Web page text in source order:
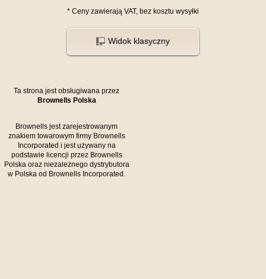
* Ceny zawierają VAT, bez kosztu wysyłki
Widok klasyczny
Ta strona jest obsługiwana przez
Brownells Polska
Brownells jest zarejestrowanym
znakiem towarowym firmy Brownells
Incorporated i jest używany na
podstawie licencji przez Brownells
Polska oraz niezależnego dystrybutora
w Polska od Brownells Incorporated.